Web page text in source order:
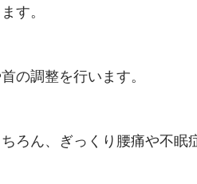
す。
の調整を行います。
ろん、ぎっくり腰痛や不眠